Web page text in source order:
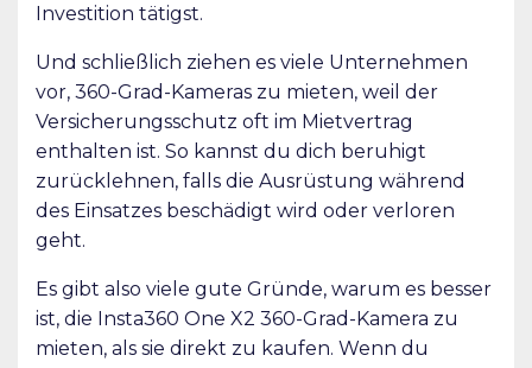
Investition tätigst.
Und schließlich ziehen es viele Unternehmen
vor, 360-Grad-Kameras zu mieten, weil der
Versicherungsschutz oft im Mietvertrag
enthalten ist. So kannst du dich beruhigt
zurücklehnen, falls die Ausrüstung während
des Einsatzes beschädigt wird oder verloren
geht.
Es gibt also viele gute Gründe, warum es besser
ist, die Insta360 One X2 360-Grad-Kamera zu
mieten, als sie direkt zu kaufen. Wenn du